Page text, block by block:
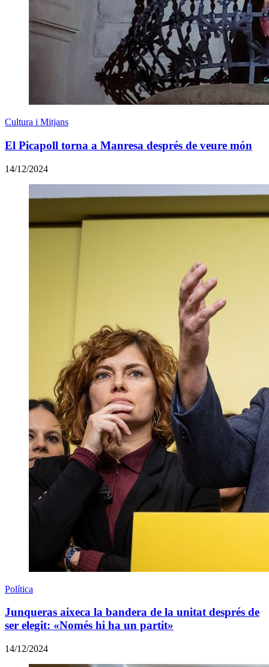
Cultura i Mitjans
El Picapoll torna a Manresa després de veure món
14/12/2024
Política
Junqueras aixeca la bandera de la unitat després de
ser elegit: «Només hi ha un partit»
14/12/2024